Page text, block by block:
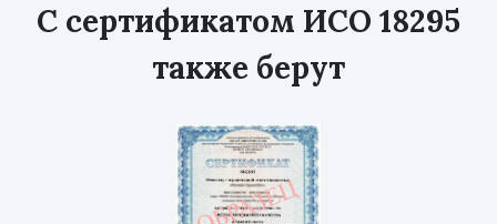
С сертификатом ИСО 18295
также берут